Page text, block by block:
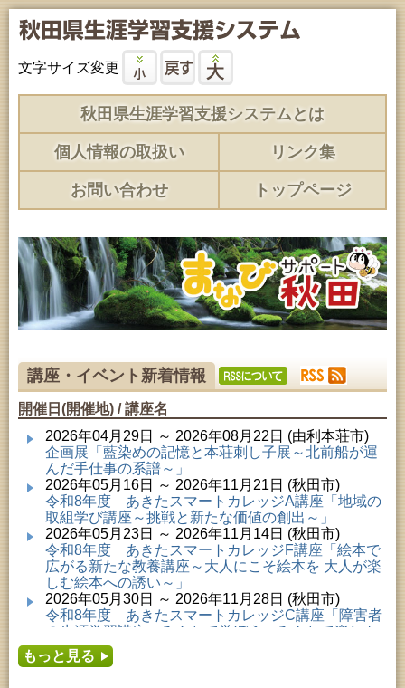
文字サイズ変更
秋田県生涯学習支援システムとは
個人情報の取扱い リンク集
お問い合わせ トップページ
講座・イベント新着情報
開催日(開催地) / 講座名
2026年04月29日 ～ 2026年08月22日 (由利本荘市)
企画展「藍染めの記憶と本荘刺し子展～北前船が運
んだ手仕事の系譜～」
2026年05月16日 ～ 2026年11月21日 (秋田市)
令和8年度 あきたスマートカレッジA講座「地域の
取組学び講座～挑戦と新たな価値の創出～」
2026年05月23日 ～ 2026年11月14日 (秋田市)
令和8年度 あきたスマートカレッジF講座「絵本で
広がる新たな教養講座～大人にこそ絵本を 大人が楽
しむ絵本への誘い～」
2026年05月30日 ～ 2026年11月28日 (秋田市)
令和8年度 あきたスマートカレッジC講座「障害者
の生涯学習講座～みんなで学ぼう、みんなで楽しも
う～」
2026年06月02日 ～ 2026年11月30日 (秋田市)
もっと見る